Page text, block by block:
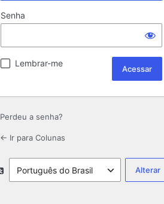
Senha
Lembrar-me
Perdeu a senha?
← Ir para Colunas
Idioma